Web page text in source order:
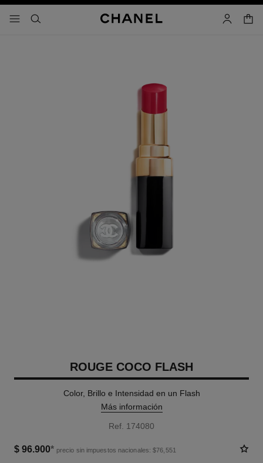
- navegación principal
buscar cuenta
ROUGE COCO FLASH
Color, Brillo e Intensidad en un Flash
Más información
Ref. 174080
$ 96.900* precio sin impuestos nacionales: $76,551